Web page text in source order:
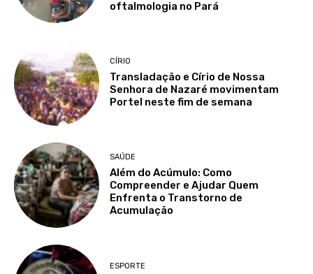
oftalmologia no Pará
CÍRIO
Transladação e Círio de Nossa
Senhora de Nazaré movimentam
Portel neste fim de semana
SAÚDE
Além do Acúmulo: Como
Compreender e Ajudar Quem
Enfrenta o Transtorno de
Acumulação
ESPORTE